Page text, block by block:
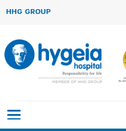
HHG GROUP